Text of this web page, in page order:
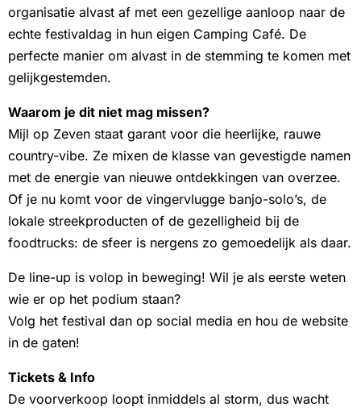
organisatie alvast af met een gezellige aanloop naar de
echte festivaldag in hun eigen Camping Café. De
perfecte manier om alvast in de stemming te komen met
gelijkgestemden.
Waarom je dit niet mag missen?
Mijl op Zeven staat garant voor die heerlijke, rauwe
country-vibe. Ze mixen de klasse van gevestigde namen
met de energie van nieuwe ontdekkingen van overzee.
Of je nu komt voor de vingervlugge banjo-solo’s, de
lokale streekproducten of de gezelligheid bij de
foodtrucks: de sfeer is nergens zo gemoedelijk als daar.
De line-up is volop in beweging! Wil je als eerste weten
wie er op het podium staan?
Volg het festival dan op social media en hou de website
in de gaten!
Tickets & Info
De voorverkoop loopt inmiddels al storm, dus wacht